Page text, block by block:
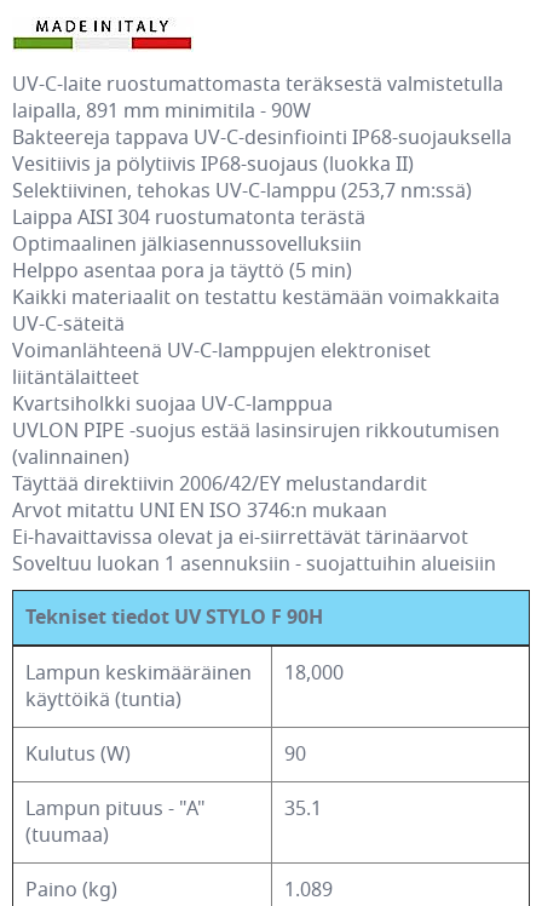
UV-C-laite ruostumattomasta teräksestä valmistetulla
laipalla, 891 mm minimitila - 90W
Bakteereja tappava UV-C-desinfiointi IP68-suojauksella
Vesitiivis ja pölytiivis IP68-suojaus (luokka II)
Selektiivinen, tehokas UV-C-lamppu (253,7 nm:ssä)
Laippa AISI 304 ruostumatonta terästä
Optimaalinen jälkiasennussovelluksiin
Helppo asentaa pora ja täyttö (5 min)
Kaikki materiaalit on testattu kestämään voimakkaita
UV-C-säteitä
Voimanlähteenä UV-C-lamppujen elektroniset
liitäntälaitteet
Kvartsiholkki suojaa UV-C-lamppua
UVLON PIPE -suojus estää lasinsirujen rikkoutumisen
(valinnainen)
Täyttää direktiivin 2006/42/EY melustandardit
Arvot mitattu UNI EN ISO 3746:n mukaan
Ei-havaittavissa olevat ja ei-siirrettävät tärinäarvot
Soveltuu luokan 1 asennuksiin - suojattuihin alueisiin
Tekniset tiedot UV STYLO F 90H
Lampun keskimääräinen
käyttöikä (tuntia)
18,000
Kulutus (W)
90
Lampun pituus - "A"
(tuumaa)
35.1
Paino (kg)
1.089